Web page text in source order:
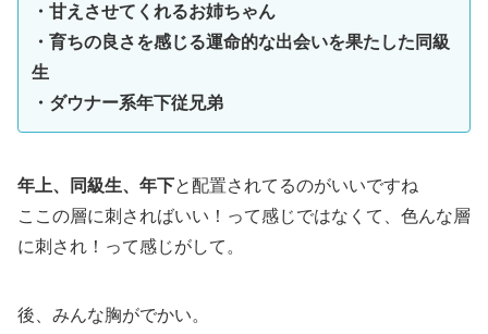
・甘えさせてくれるお姉ちゃん
・育ちの良さを感じる運命的な出会いを果たした同級
生
・ダウナー系年下従兄弟
年上、同級生、年下と配置されてるのがいいですね
ここの層に刺さればいい！って感じではなくて、色んな層
に刺され！って感じがして。
後、みんな胸がでかい。